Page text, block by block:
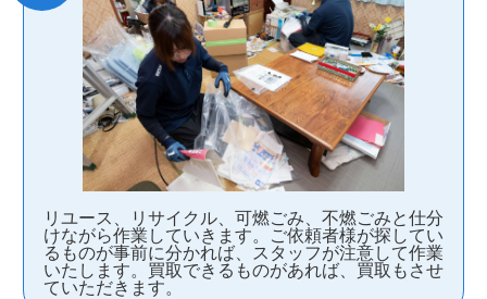
リユース、リサイクル、可燃ごみ、不燃ごみと仕分
けながら作業していきます。ご依頼者様が探してい
るものが事前に分かれば、スタッフが注意して作業
いたします。買取できるものがあれば、買取もさせ
ていただきます。